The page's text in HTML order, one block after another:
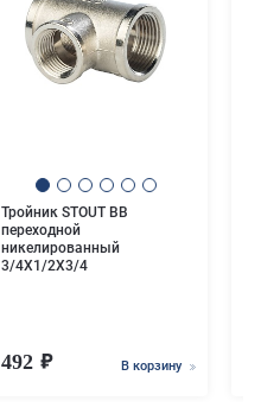
Тройник STOUT ВВ
переходной
никелированный
3/4X1/2X3/4
492 В корзину